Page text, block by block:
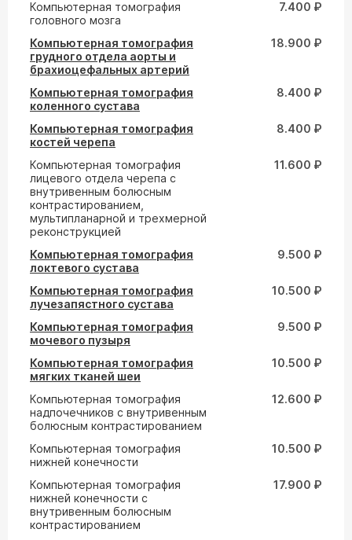
Компьютерная томография
головного мозга
7.400 ₽
Компьютерная томография
грудного отдела аорты и
брахиоцефальных артерий
18.900 ₽
Компьютерная томография
коленного сустава
8.400 ₽
Компьютерная томография
костей черепа
8.400 ₽
Компьютерная томография
лицевого отдела черепа с
внутривенным болюсным
контрастированием,
мультипланарной и трехмерной
реконструкцией
11.600 ₽
Компьютерная томография
локтевого сустава
9.500 ₽
Компьютерная томография
лучезапястного сустава
10.500 ₽
Компьютерная томография
мочевого пузыря
9.500 ₽
Компьютерная томография
мягких тканей шеи
10.500 ₽
Компьютерная томография
надпочечников с внутривенным
болюсным контрастированием
12.600 ₽
Компьютерная томография
нижней конечности
10.500 ₽
Компьютерная томография
нижней конечности с
внутривенным болюсным
контрастированием
17.900 ₽